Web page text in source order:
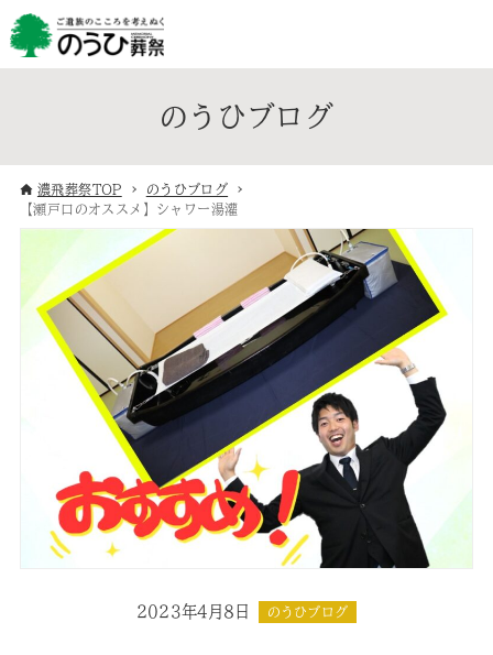
のうひブログ
濃飛葬祭TOP
のうひブログ
【瀬戸口のオススメ】シャワー湯灌
2023年4月8日 のうひブログ